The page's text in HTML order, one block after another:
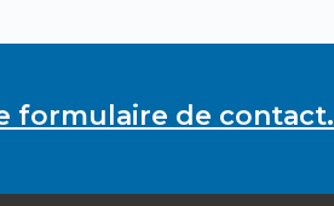
formulaire de contact.